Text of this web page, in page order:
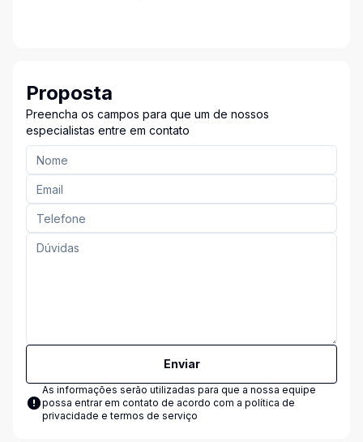
Proposta
Preencha os campos para que um de nossos
especialistas entre em contato
Enviar
As informações serão utilizadas para que a nossa equipe
possa entrar em contato de acordo com a política de
privacidade e termos de serviço